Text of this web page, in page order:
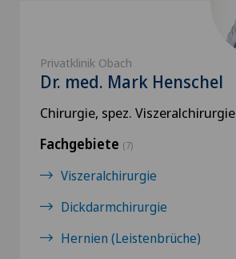
Privatklinik Obach
Dr. med. Mark Henschel
Chirurgie, spez. Viszeralchirurgie
Fachgebiete (7)
Viszeralchirurgie
Dickdarmchirurgie
Hernien (Leistenbrüche)